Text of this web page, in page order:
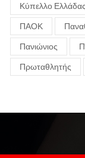
Κύπελλο Ελλάδας
ΠΑΟΚ
Πανιώνιος
Πρωταθλητής